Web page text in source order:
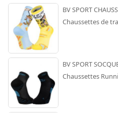
BV SPORT
Chaussettes de
BV SPORT
Chaussettes